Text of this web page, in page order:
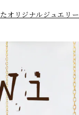
オリジナルジュエリー